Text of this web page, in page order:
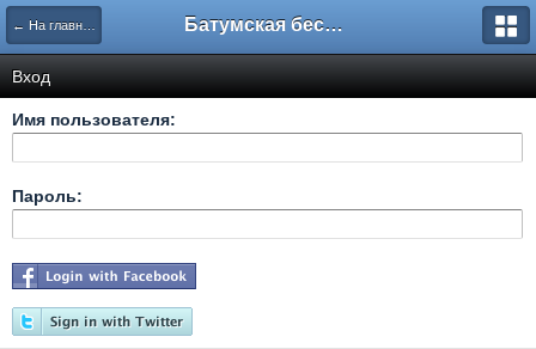
← На главную Батумская беседка
Вход
Имя пользователя:
Пароль: